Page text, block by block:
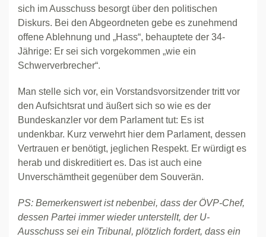
sich im Ausschuss besorgt über den politischen
Diskurs. Bei den Abgeordneten gebe es zunehmend
offene Ablehnung und „Hass“, behauptete der 34-
Jährige: Er sei sich vorgekommen „wie ein
Schwerverbrecher“.
Man stelle sich vor, ein Vorstandsvorsitzender tritt vor
den Aufsichtsrat und äußert sich so wie es der
Bundeskanzler vor dem Parlament tut: Es ist
undenkbar. Kurz verwehrt hier dem Parlament, dessen
Vertrauen er benötigt, jeglichen Respekt. Er würdigt es
herab und diskreditiert es. Das ist auch eine
Unverschämtheit gegenüber dem Souverän.
PS: Bemerkenswert ist nebenbei, dass der ÖVP-Chef,
dessen Partei immer wieder unterstellt, der U-
Ausschuss sei ein Tribunal, plötzlich fordert, dass ein